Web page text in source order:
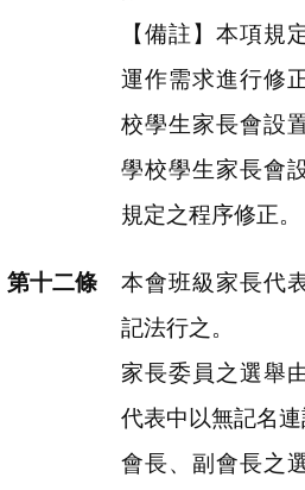
【備註】本項規
運作需求進行修
校學生家長會設
學校學生家長會
規定之程序修正。
本會班級家長代
記法行之。
家長委員之選舉
代表中以無記名連
會長、副會長之